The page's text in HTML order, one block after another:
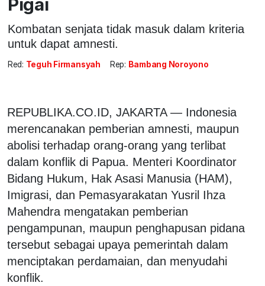
Kombatan senjata tidak masuk dalam kriteria
untuk dapat amnesti.
Red: Teguh Firmansyah Rep: Bambang Noroyono
REPUBLIKA.CO.ID, JAKARTA — Indonesia
merencanakan pemberian amnesti, maupun
abolisi terhadap orang-orang yang terlibat
dalam konflik di Papua. Menteri Koordinator
Bidang Hukum, Hak Asasi Manusia (HAM),
Imigrasi, dan Pemasyarakatan Yusril Ihza
Mahendra mengatakan pemberian
pengampunan, maupun penghapusan pidana
tersebut sebagai upaya pemerintah dalam
menciptakan perdamaian, dan menyudahi
konflik.